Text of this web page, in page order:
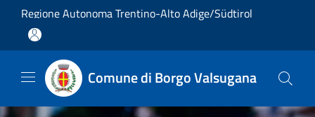
Salta al contenuto principale
Regione Autonoma Trentino-Alto Adige/Südtirol
Comune di Borgo Valsugana